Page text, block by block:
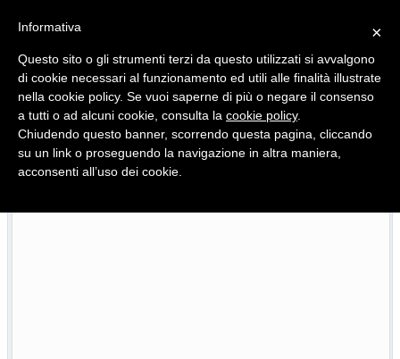
Quotidiano d'informazione distribuito in Molise con
×
Informativa
Questo sito o gli strumenti terzi da questo utilizzati si avvalgono
di cookie necessari al funzionamento ed utili alle finalità illustrate
nella cookie policy. Se vuoi saperne di più o negare il consenso
a tutti o ad alcuni cookie, consulta la cookie policy.
Chiudendo questo banner, scorrendo questa pagina, cliccando
su un link o proseguendo la navigazione in altra maniera,
acconsenti all’uso dei cookie.